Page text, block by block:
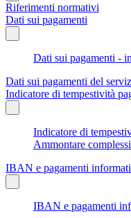
Riferimenti normativi
Dati sui pagamenti
Dati sui pagamenti -
Dati sui pagamenti del
Indicatore di tempestività
Indicatore di
Ammontare
IBAN e pagamenti
IBAN e pagamenti